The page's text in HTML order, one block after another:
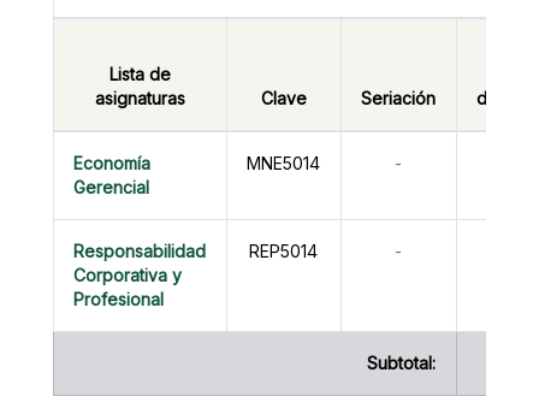
Lista de
asignaturas
Clave Seriación
Economía
Gerencial
MNE5014 -
Responsabilidad
Corporativa y
Profesional
REP5014 -
Subtotal: